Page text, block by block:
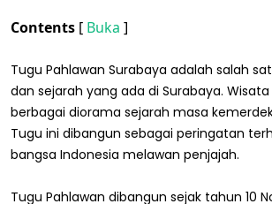
Contents [ Buka ]
Tugu Pahlawan Surabaya adalah salah
dan sejarah yang ada di Surabaya.
berbagai diorama sejarah masa
Tugu ini dibangun sebagai peringatan
bangsa Indonesia melawan penjajah.
Tugu Pahlawan dibangun sejak tahun 10